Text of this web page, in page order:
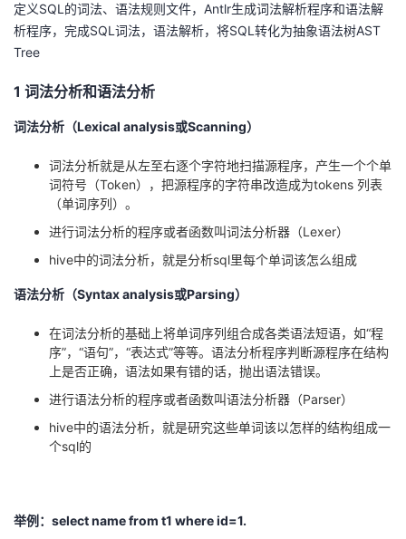
定义SQL的词法、语法规则文件， Antlr生成词法解析程序和语法解
析程序，完成SQL词法，语法解析，将SQL转化为抽象语法树AST
Tree
1 词法分析和语法分析
词法分析（Lexical analysis或Scanning）
词法分析就是从左至右逐个字符地扫描源程序，产生一个个单
词符号（Token），把源程序的字符串改造成为tokens 列表
（单词序列）。
进行词法分析的程序或者函数叫词法分析器（Lexer）
hive中的词法分析，就是分析sql里每个单词该怎么组成
语法分析（Syntax analysis或Parsing）
在词法分析的基础上将单词序列组合成各类语法短语，如“程
序”，“语句”，“表达式”等等。语法分析程序判断源程序在结构
上是否正确，语法如果有错的话，抛出语法错误。
进行语法分析的程序或者函数叫语法分析器（Parser）
hive中的语法分析，就是研究这些单词该以怎样的结构组成一
个sql的
举例： select name from t1 where id=1.